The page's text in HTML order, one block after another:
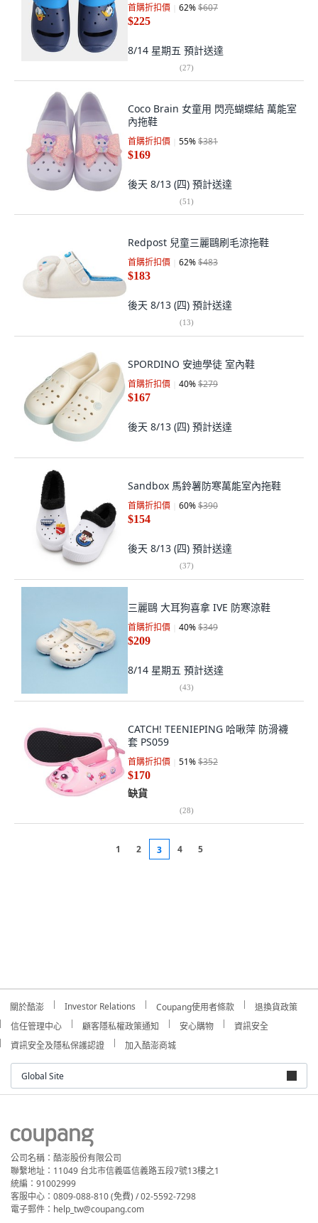
首購折扣價 62%$607
$225
8/14 星期五 預計送達
(27)
Coco Brain 女童用 閃亮蝴蝶結 萬能室
內拖鞋
首購折扣價 55%$381
$169
後天 8/13 (四) 預計送達
(51)
Redpost 兒童三麗鷗刷毛涼拖鞋
首購折扣價 62%$483
$183
後天 8/13 (四) 預計送達
(13)
SPORDINO 安迪學徒 室內鞋
首購折扣價 40%$279
$167
後天 8/13 (四) 預計送達
Sandbox 馬鈴薯防寒萬能室內拖鞋
首購折扣價 60%$390
$154
後天 8/13 (四) 預計送達
(37)
三麗鷗 大耳狗喜拿 IVE 防寒涼鞋
首購折扣價 40%$349
$209
8/14 星期五 預計送達
(43)
CATCH! TEENIEPING 哈啾萍 防滑襪
套 PS059
首購折扣價 51%$352
$170
缺貨
(28)
1 2 3 4 5
關於酷澎 Investor Relations Coupang使用者條款
退換貨政策
信任管理中心
顧客隱私權政策通知 安心購物
資訊安全
資訊安全及隱私保護認證
加入酷澎商城
Global Site
公司名稱：酷澎股份有限公司
聯繫地址：11049 台北市信義區信義路五段7號13樓之1
統編：91002999
客服中心：0809-088-810 (免費) / 02-5592-7298
電子郵件：help_tw@coupang.com